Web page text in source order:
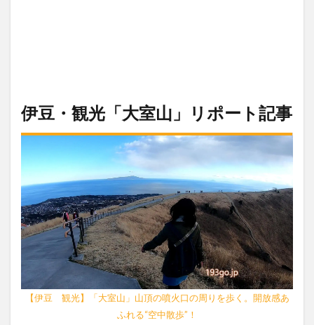
伊豆・観光「大室山」リポート記事
【伊豆 観光】「大室山」山頂の噴火口の周りを歩く。開放感あ
ふれる“空中散歩”！